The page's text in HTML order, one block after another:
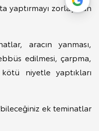
yaptırmayı zorlaştıran
aracın yanması,
edilmesi, çarpma,
niyetle yaptıkları
ek teminatlar